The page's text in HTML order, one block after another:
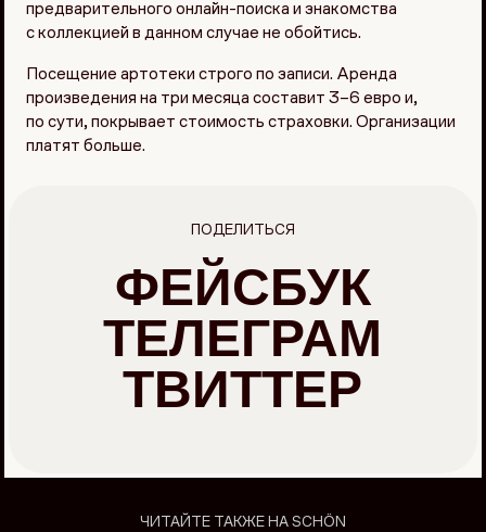
предварительного онлайн-поиска и знакомства
с коллекцией в данном случае не обойтись.
Посещение артотеки строго по записи. Аренда
произведения на три месяца составит 3–6 евро и,
по сути, покрывает стоимость страховки. Организации
платят больше.
ПОДЕЛИТЬСЯ
ФЕЙСБУК
ТЕЛЕГРАМ
ТВИТТЕР
ЧИТАЙТЕ ТАКЖЕ НА SCHÖN